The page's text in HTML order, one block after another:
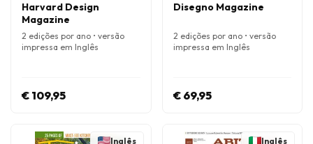
Harvard Design
Magazine
2 edições por ano • versão
impressa em Inglês
€ 109,95
Disegno Magazine
2 edições por ano • versão
impressa em Inglês
€ 69,95
Inglês Inglês